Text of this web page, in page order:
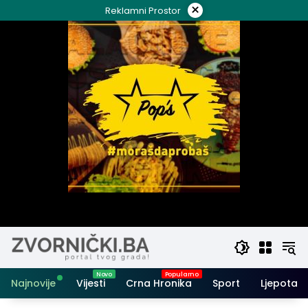
to
Reklamni Prostor ×
Najnovije Vijesti Crna Hronika Sport Ljepota i